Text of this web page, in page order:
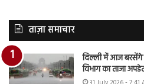
ताज़ा समाचार
दिल्ली में आज बरसेंगे
विभाग का ताजा